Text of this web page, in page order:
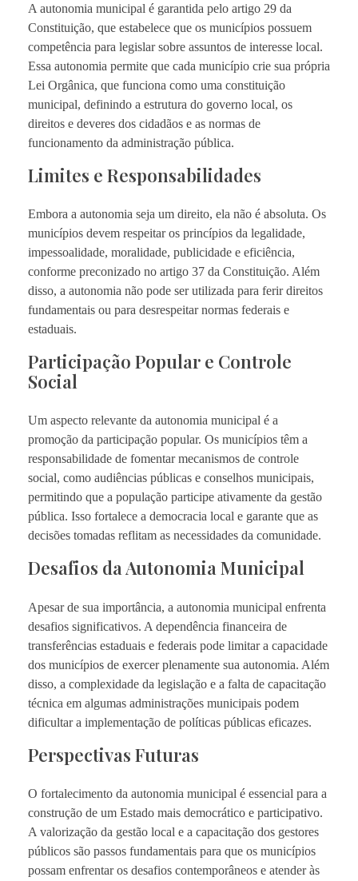
A autonomia municipal é garantida pelo artigo 29 da
Constituição, que estabelece que os municípios possuem
competência para legislar sobre assuntos de interesse local.
Essa autonomia permite que cada município crie sua própria
Lei Orgânica, que funciona como uma constituição
municipal, definindo a estrutura do governo local, os
direitos e deveres dos cidadãos e as normas de
funcionamento da administração pública.
Limites e Responsabilidades
Embora a autonomia seja um direito, ela não é absoluta. Os
municípios devem respeitar os princípios da legalidade,
impessoalidade, moralidade, publicidade e eficiência,
conforme preconizado no artigo 37 da Constituição. Além
disso, a autonomia não pode ser utilizada para ferir direitos
fundamentais ou para desrespeitar normas federais e
estaduais.
Participação Popular e Controle
Social
Um aspecto relevante da autonomia municipal é a
promoção da participação popular. Os municípios têm a
responsabilidade de fomentar mecanismos de controle
social, como audiências públicas e conselhos municipais,
permitindo que a população participe ativamente da gestão
pública. Isso fortalece a democracia local e garante que as
decisões tomadas reflitam as necessidades da comunidade.
Desafios da Autonomia Municipal
Apesar de sua importância, a autonomia municipal enfrenta
desafios significativos. A dependência financeira de
transferências estaduais e federais pode limitar a capacidade
dos municípios de exercer plenamente sua autonomia. Além
disso, a complexidade da legislação e a falta de capacitação
técnica em algumas administrações municipais podem
dificultar a implementação de políticas públicas eficazes.
Perspectivas Futuras
O fortalecimento da autonomia municipal é essencial para a
construção de um Estado mais democrático e participativo.
A valorização da gestão local e a capacitação dos gestores
públicos são passos fundamentais para que os municípios
possam enfrentar os desafios contemporâneos e atender às